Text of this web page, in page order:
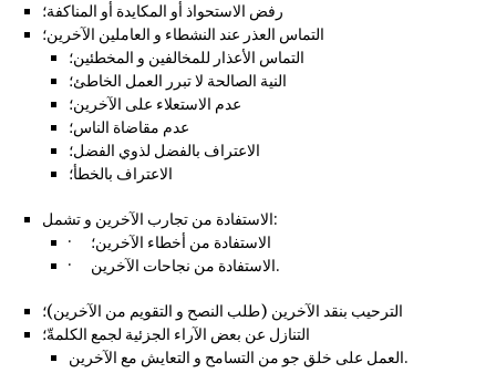
رفض الاستحواذ أو المكايدة أو المناكفة؛
التماس العذر عند النشطاء و العاملين الآخرين؛
التماس الأعذار للمخالفين و المخطئين؛
النية الصالحة لا تبرر العمل الخاطئ؛
عدم الاستعلاء على الآخرين؛
عدم مقاضاة الناس؛
الاعتراف بالفضل لذوي الفضل؛
الاعتراف بالخطأ؛
الاستفادة من تجارب الآخرين و تشمل:
· الاستفادة من أخطاء الآخرين؛
· الاستفادة من نجاحات الآخرين.
الترحيب بنقد الآخرين (طلب النصح و التقويم من الآخرين)؛
التنازل عن بعض الآراء الجزئية لجمع الكلمةّ؛
العمل على خلق جو من التسامح و التعايش مع الآخرين.